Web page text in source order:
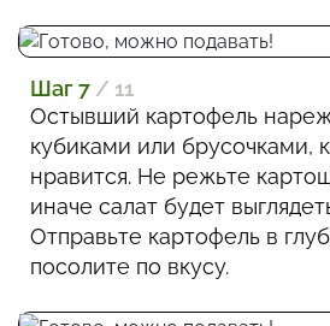
Шаг 7 / 11
Остывший картофель
кубиками или брусочками,
нравится. Не режьте
иначе салат будет
Отправьте картофель в
посолите по вкусу.